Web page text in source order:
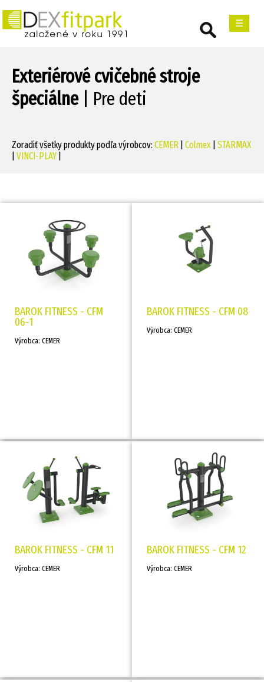
☰
Exteriérové cvičebné stroje
špeciálne| Pre deti
Zoradiť všetky produkty podľa výrobcov: CEMER Colmex STARMAX
VINCI-PLAY
BAROK FITNESS - CFM
06-1
Výrobca: CEMER
BAROK FITNESS - CFM 08
Výrobca: CEMER
BAROK FITNESS - CFM 11
Výrobca: CEMER
BAROK FITNESS - CFM 12
Výrobca: CEMER